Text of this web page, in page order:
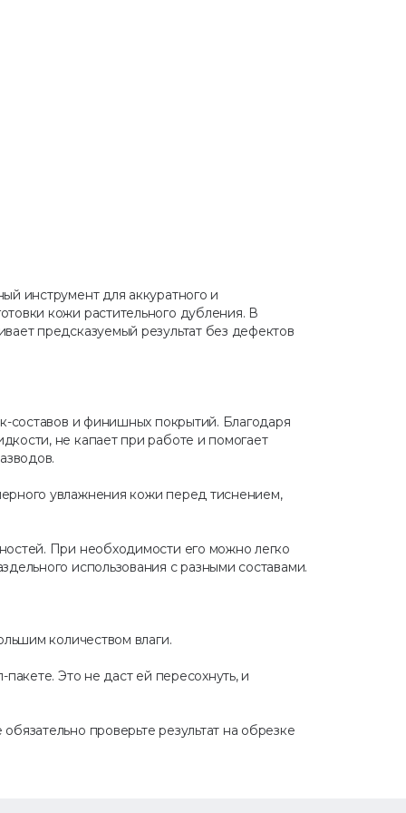
инструмент для аккуратного и
кожи растительного дубления. В
предсказуемый результат без дефектов
составов и финишных покрытий. Благодаря
не капает при работе и помогает
увлажнения кожи перед тиснением,
При необходимости его можно легко
использования с разными составами.
количеством влаги.
Это не даст ей пересохнуть, и
проверьте результат на обрезке